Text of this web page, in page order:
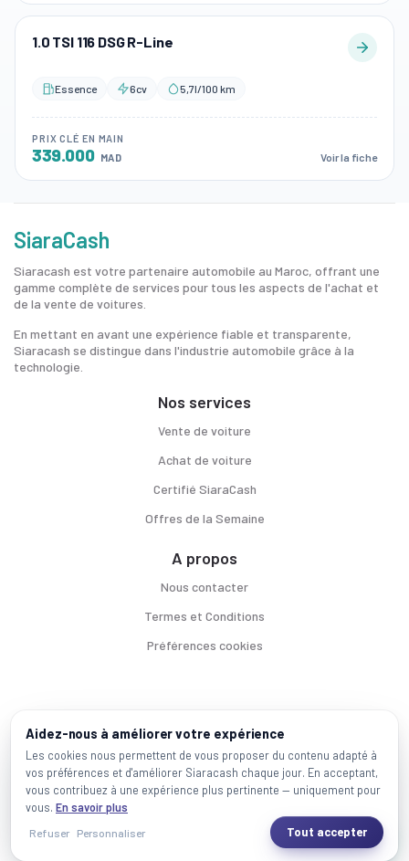
1.0 TSI 116 DSG R-Line
Essence 6cv 5,7l/100 km
PRIX CLÉ EN MAIN
339.000 MAD Voir la fiche
SiaraCash
Siaracash est votre partenaire automobile au Maroc, offrant une
gamme complète de services pour tous les aspects de l'achat et
de la vente de voitures.
En mettant en avant une expérience fiable et transparente,
Siaracash se distingue dans l'industrie automobile grâce à la
technologie.
Nos services
Vente de voiture
Achat de voiture
Certifié SiaraCash
Offres de la Semaine
A propos
Nous contacter
Termes et Conditions
Préférences cookies
Voitures par ville
Casablanca | | Mohammadia |Salé | |
Marques populaires
Mercedes| |Volkswagen Renault Toyota Peugeot
2026 SiaraCash - Tous les droits sont réservés
Aidez-nous à améliorer votre expérience
Les cookies nous permettent de vous proposer du contenu adapté à
vos préférences et d'améliorer Siaracash chaque jour. En acceptant,
vous contribuez à une expérience plus pertinente — uniquement pour
vous. En savoir plus
Refuser Personnaliser Tout accepter